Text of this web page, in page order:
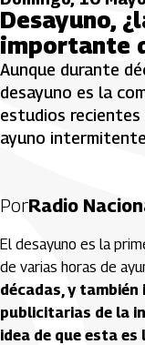
Desayuno,
importante
Aunque durante
desayuno es la
estudios
ayuno
PorRadio
El desayuno es la
de varias horas de
décadas, y
publicitarias de la
idea de que esta